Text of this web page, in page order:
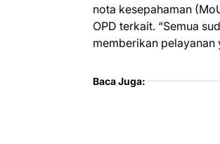
nota kesepahaman
OPD terkait. “Semua
memberikan pelayanan
Baca Juga: